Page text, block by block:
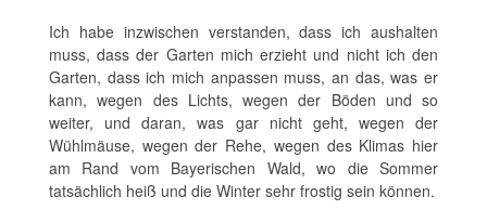
Ich habe inzwischen verstanden, dass ich aushalten
muss, dass der Garten mich erzieht und nicht ich den
Garten, dass ich mich anpassen muss, an das, was er
kann, wegen des Lichts, wegen der Böden und so
weiter, und daran, was gar nicht geht, wegen der
Wühlmäuse, wegen der Rehe, wegen des Klimas hier
am Rand vom Bayerischen Wald, wo die Sommer
tatsächlich heiß und die Winter sehr frostig sein können.